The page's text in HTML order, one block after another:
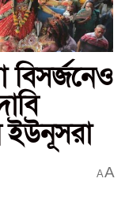
বিসর্জনেও
ইউনূসরা
AA